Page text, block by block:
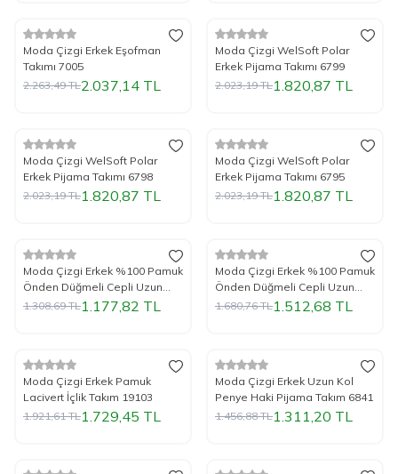
%10İndirim
Yeni
Moda Çizgi Erkek Eşofman
Takımı 7005
2.263,49TL2.037,14 TL
%10İndirim
Yeni
Moda Çizgi WelSoft Polar
Erkek Pijama Takımı 6799
2.023,19TL1.820,87 TL
%10İndirim
Yeni
Moda Çizgi WelSoft Polar
Erkek Pijama Takımı 6798
2.023,19TL1.820,87 TL
%10İndirim
Yeni
Moda Çizgi WelSoft Polar
Erkek Pijama Takımı 6795
2.023,19TL1.820,87 TL
%10İndirim
Yeni
Moda Çizgi Erkek %100 Pamuk
Önden Düğmeli Cepli Uzun
Kollu Pijama Takımı 6768
1.308,69TL1.177,82 TL
%10İndirim
Yeni
Moda Çizgi Erkek %100 Pamuk
Önden Düğmeli Cepli Uzun
Kollu Pijama Takımı 6767
1.680,76TL1.512,68 TL
%10İndirim
Yeni
Moda Çizgi Erkek Pamuk
Lacivert İçlik Takım 19103
1.921,61TL1.729,45 TL
%10İndirim
Yeni
Moda Çizgi Erkek Uzun Kol
Penye Haki Pijama Takım 6841
1.456,88TL1.311,20 TL